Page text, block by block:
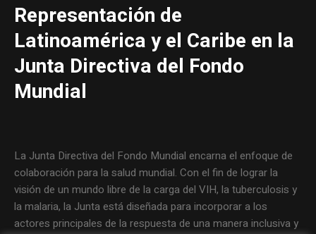
Representación de
Latinoamérica y el Caribe en la
Junta Directiva del Fondo
Mundial
La Junta Directiva del Fondo Mundial encarna el enfoque de
colaboración para la salud mundial. Con el fin de lograr la
visión de un mundo libre de la carga del VIH, la tuberculosis y
la malaria, la Junta está diseñada para incorporar a los
actores principales de la respuesta de una manera inclusiva y